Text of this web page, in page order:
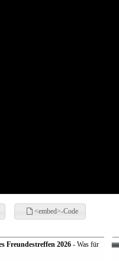
<embed>-Code
Freundestreffen 2026- Was für